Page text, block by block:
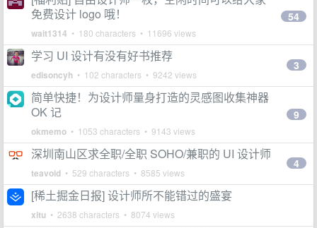
免费设计 logo 哦！
wait1314 • 180 characters • 11696 views
54
学习 UI 设计有没有好书推荐
edisoncyh • 102 characters • 9242 views
3
简单快捷！为设计师量身打造的灵感图收集神器
OK 记
okmemo • 1053 characters • 9143 views
9
深圳南山区求全职/全职 SOHO/兼职的 UI 设计师
teavoid • 529 characters • 8585 views
4
[稀土掘金日报] 设计师所不能错过的盛宴
xitu • 2638 characters • 8074 views